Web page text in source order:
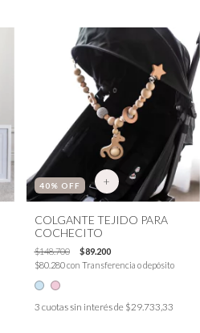
40% OFF +
COLGANTE TEJIDO PARA
COCHECITO
$148.700
$89.200
$80.280con Transferencia o depósito
3 cuotas sin interés de $29.733,33